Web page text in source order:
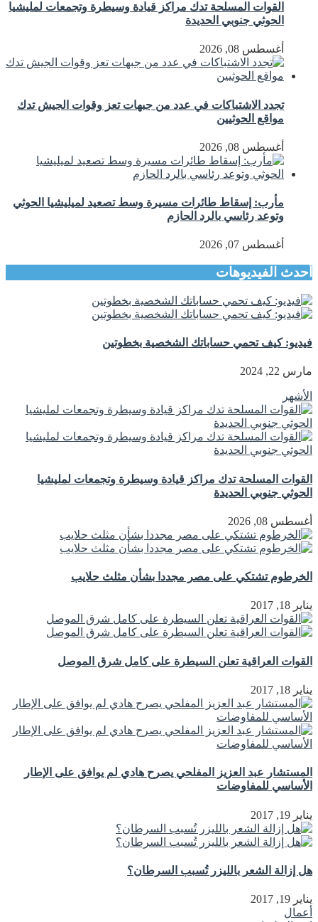
القوات المسلحة تدك مراكز قيادة وسيطرة وتجمعات لمليشيا
الحوثي جنوبي الحديدة
أغسطس 08, 2026
تجدد الاشتباكات في عدد من جبهات تعز وقوات الجيش تدك
مواقع الحوثيين
أغسطس 08, 2026
مأرب: إسقاط طائرات مسيرة وسط تصعيد لميليشيا الحوثي
وتوعد رئاسي بالرد الحازم
أغسطس 07, 2026
أحدث الفيديوهات
فيديو: كيف تحمي حساباتك الشخصية بخطوتين
مارس 22, 2024
الأشهر
القوات المسلحة تدك مراكز قيادة وسيطرة وتجمعات لمليشيا
الحوثي جنوبي الحديدة
أغسطس 08, 2026
الخرطوم تشتكي على مصر مجددا بشأن مثلث حلايب
يناير 18, 2017
القوات العراقية تعلن السيطرة على كامل شرق الموصل
يناير 18, 2017
المستشار عبد العزيز المفلحي يصرح هادي لم يوافق على الإطار
الأساسي للمفاوضات
يناير 19, 2017
هل إزالة الشعر بالليزر تُسبب السرطان؟
يناير 19, 2017
أعمال